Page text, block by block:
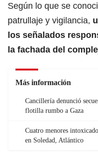
Según lo que se
patrullaje y vigilancia,
los señalados
la fachada del
Más información
Cancillería denunció
flotilla rumbo a Gaza
Cuatro menores
en Soledad, Atlántico